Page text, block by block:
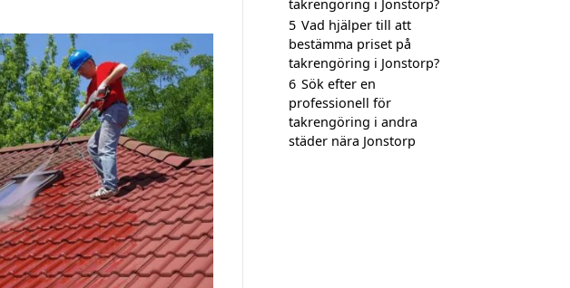
takrengöring i Jonstorp?
5 Vad hjälper till att
bestämma priset på
takrengöring i Jonstorp?
6 Sök efter en
professionell för
takrengöring i andra
städer nära Jonstorp